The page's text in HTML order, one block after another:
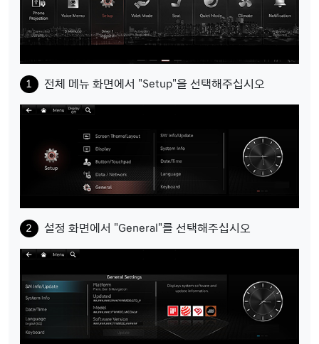
전체 메뉴 화면에서 "Setup"을 선택해주십시오
설정 화면에서 "General"를 선택해주십시오